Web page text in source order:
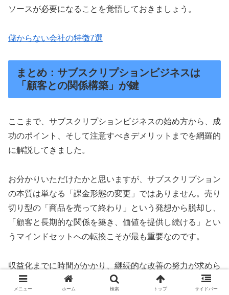
ソースが必要になることを覚悟しておきましょう。
儲からない会社の特徴7選
まとめ：サブスクリプションビジネスは
「顧客との関係構築」が鍵
ここまで、サブスクリプションビジネスの始め方から、成
功のポイント、そして注意すべきデメリットまでを網羅的
に解説してきました。
お分かりいただけたかと思いますが、サブスクリプション
の本質は単なる「課金形態の変更」ではありません。売り
切り型の「商品を売って終わり」という発想から脱却し、
「顧客と長期的な関係を築き、価値を提供し続ける」とい
うマインドセットへの転換こそが最も重要なのです。
収益化までに時間がかかり、継続的な改善の努力が求めら
れるタフなビジネスモデルではありますが、一度安定軌道
メニュー ホーム 検索 トップ サイドバー